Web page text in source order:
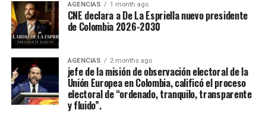
AGENCIAS 1 month ago
CNE declara a De La Espriella nuevo presidente
de Colombia 2026-2030
AGENCIAS 2 months ago
jefe de la misión de observación electoral de la
Unión Europea en Colombia, calificó el proceso
electoral de “ordenado, tranquilo, transparente
y fluido”.